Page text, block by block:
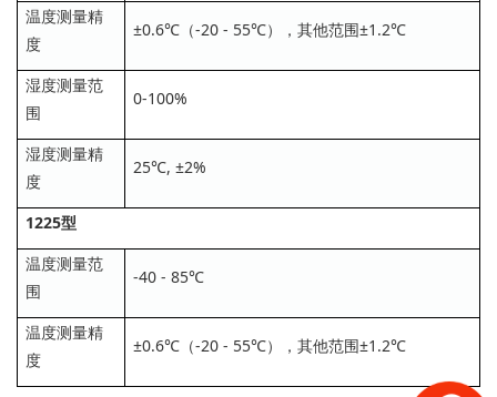
温度测量精
度
±0.6℃（-20 - 55℃），其他范围±1.2℃
湿度测量范
围
0-100%
湿度测量精
度
25℃, ±2%
1225型
温度测量范
围
-40 - 85℃
温度测量精
度
±0.6℃（-20 - 55℃），其他范围±1.2℃